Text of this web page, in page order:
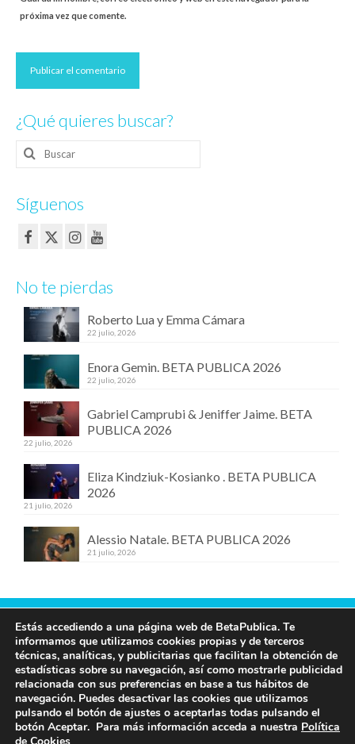
próxima vez que comente.
¿Qué quieres buscar?
Buscar
por:
Síguenos
No te pierdas
Roberto Lua y Emma Cámara
22 julio, 2026
Enora Gemin. BETA PUBLICA 2026
22 julio, 2026
Gabriel Camprubi & Jeniffer Jaime. BETA
PUBLICA 2026
22 julio, 2026
Eliza Kindziuk-Kosianko . BETA PUBLICA
2026
21 julio, 2026
Alessio Natale. BETA PUBLICA 2026
21 julio, 2026
Contacta con nosotros
609 19 97 00
info@betapublica.org
© Beta Publica -Aviso Legal y de privacidad
Estás accediendo a una página web de BetaPublica. Te
informamos que utilizamos cookies propias y de terceros
técnicas, analíticas, y publicitarias que facilitan la obtención de
estadísticas sobre su navegación, así como mostrarle publicidad
relacionada con sus preferencias en base a tus hábitos de
navegación. Puedes desactivar las cookies que utilizamos
pulsando el botón de ajustes o aceptarlas todas pulsando el
botón Aceptar. Para más información acceda a nuestra Política